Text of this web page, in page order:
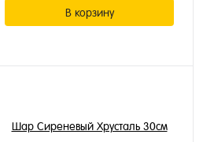
В корзину
Шар Сиреневый Хрусталь 30см